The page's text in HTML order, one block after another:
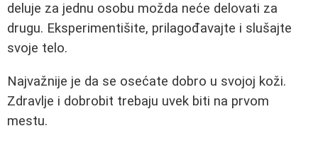
deluje za jednu osobu možda neće delovati za
drugu. Eksperimentišite, prilagođavajte i slušajte
svoje telo.
Najvažnije je da se osećate dobro u svojoj koži.
Zdravlje i dobrobit trebaju uvek biti na prvom
mestu.